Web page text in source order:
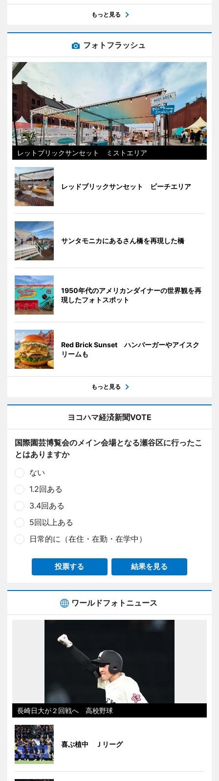
もっと見る
フォトフラッシュ
レットブリックサンセット ミストエリア
レッドブリックサンセット ビーチエリア
サンタモニカにあるさん橋を再現した橋
1950年代のアメリカンダイナーの世界観を再
現したフォトスポット
Red Brick Sunset ハンバーガーやアイスク
リームも
もっと見る
ヨコハマ経済新聞VOTE
国際園芸博覧会のメイン会場となる瀬谷区に行ったこ
とはありますか
ない
1.2回ある
3.4回ある
5回以上ある
日常的に（在住・在勤・在学中）
投票する 結果を見る
ワールドフォトニュース
長崎日大が２回戦へ 高校野球
喜ぶ植中 Ｊリーグ